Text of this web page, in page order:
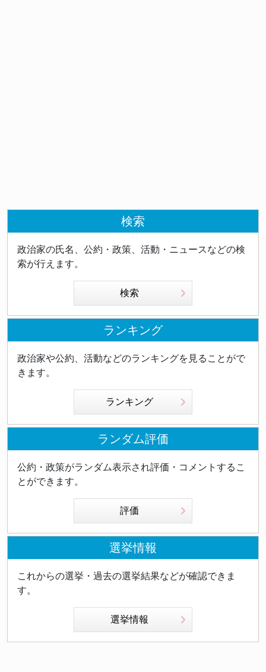
検索
政治家の氏名、公約・政策、活動・ニュースなどの検
索が行えます。
検索
ランキング
政治家や公約、活動などのランキングを見ることがで
きます。
ランキング
ランダム評価
公約・政策がランダム表示され評価・コメントするこ
とができます。
評価
選挙情報
これからの選挙・過去の選挙結果などが確認できま
す。
選挙情報